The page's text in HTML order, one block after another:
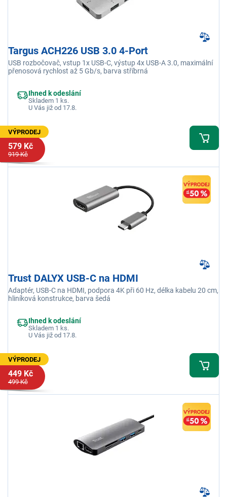
Targus ACH226 USB 3.0 4-Port
USB rozbočovač, vstup 1x USB-C, výstup 4x USB-A 3.0, maximální
přenosová rychlost až 5 Gb/s, barva stříbrná
Ihned k odeslání
Skladem 1 ks.
U Vás již od 17.8.
VÝPRODEJ
579 Kč
919 Kč
Trust DALYX USB-C na HDMI
Adaptér, USB-C na HDMI, podpora 4K při 60 Hz, délka kabelu 20 cm,
hliníková konstrukce, barva šedá
Ihned k odeslání
Skladem 1 ks.
U Vás již od 17.8.
VÝPRODEJ
449 Kč
499 Kč